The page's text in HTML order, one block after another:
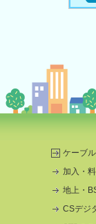
ケーブ
加入・
地上・
CSデジ